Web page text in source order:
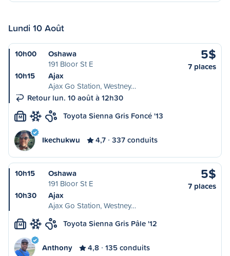
Lundi 10 Août
10h00
Oshawa
191 Bloor St E
10h15
Ajax
Ajax Go Station, Westney…
Retour lun. 10 août à 12h30
5$
7 places
M Toyota Sienna Gris Foncé '13
Ikechukwu 4,7 337 conduits
10h15
Oshawa
191 Bloor St E
10h30
Ajax
Ajax Go Station, Westney…
5$
7 places
M Toyota Sienna Gris Pâle '12
Anthony 4,8 135 conduits